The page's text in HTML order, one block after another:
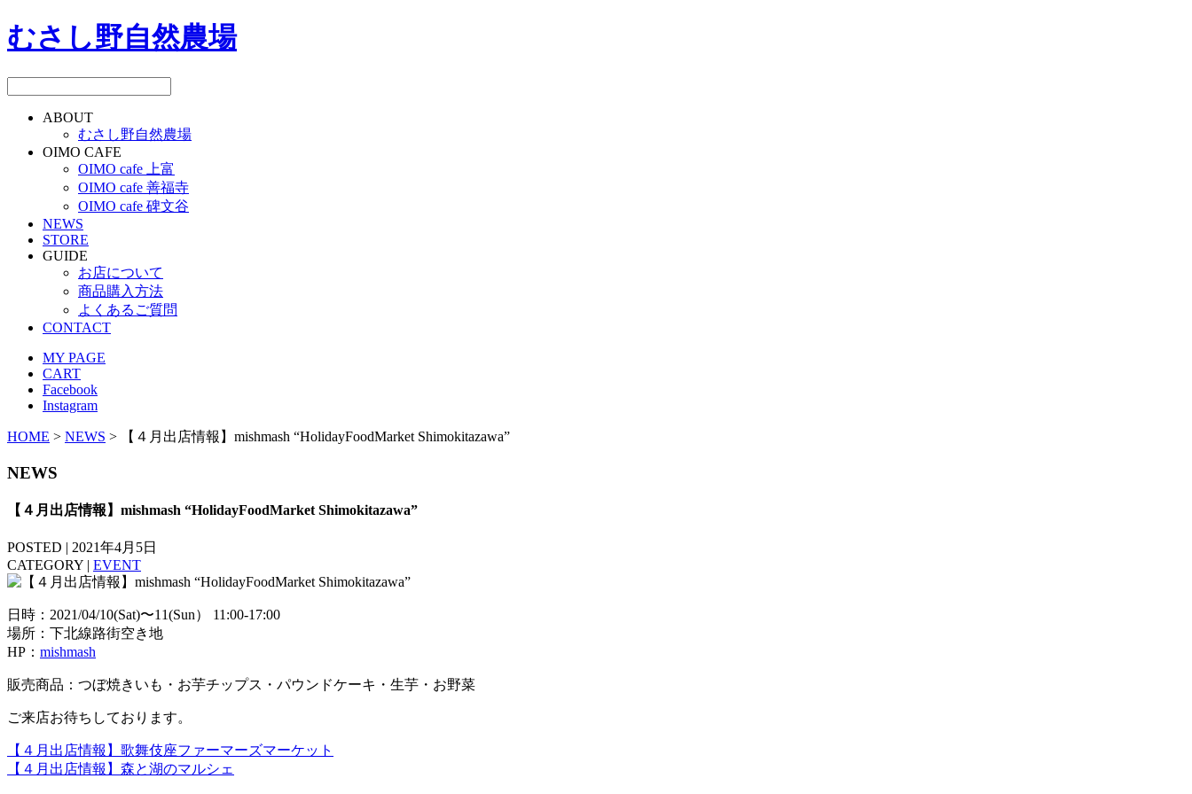
むさし野自然農場
ABOUT
むさし野自然農場
OIMO CAFE
OIMO cafe 上富
OIMO cafe 善福寺
OIMO cafe 碑文谷
NEWS
STORE
GUIDE
お店について
商品購入方法
よくあるご質問
CONTACT
MY PAGE
CART
Facebook
Instagram
HOME > NEWS > 【４月出店情報】mishmash “HolidayFoodMarket Shimokitazawa”
NEWS
【４月出店情報】mishmash “HolidayFoodMarket Shimokitazawa”
POSTED | 2021年4月5日
CATEGORY | EVENT
日時：2021/04/10(Sat)〜11(Sun） 11:00-17:00
場所：下北線路街空き地
HP： mishmash
販売商品：つぼ焼きいも・お芋チップス・パウンドケーキ・生芋・お野菜
ご来店お待ちしております。
【４月出店情報】歌舞伎座ファーマーズマーケット
【４月出店情報】森と湖のマルシェ